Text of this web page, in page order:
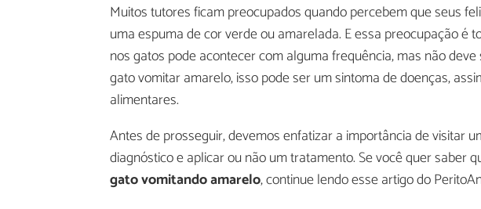
Muitos tutores ficam preocupados quando percebem que seus
uma espuma de cor verde ou amarelada. E essa preocupação é
nos gatos pode acontecer com alguma frequência, mas não
gato vomitar amarelo, isso pode ser um sintoma de doenças,
alimentares.
Antes de prosseguir, devemos enfatizar a importância de visitar
diagnóstico e aplicar ou não um tratamento. Se você quer saber
gato vomitando amarelo, continue lendo esse artigo do